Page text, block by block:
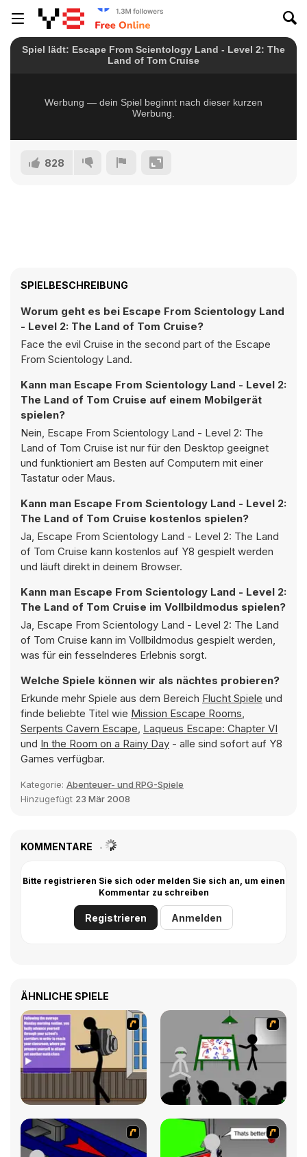
828
SPIELBESCHREIBUNG
Worum geht es bei Escape From Scientology Land
- Level 2: The Land of Tom Cruise?
Face the evil Cruise in the second part of the Escape
From Scientology Land.
Kann man Escape From Scientology Land - Level 2:
The Land of Tom Cruise auf einem Mobilgerät
spielen?
Nein, Escape From Scientology Land - Level 2: The
Land of Tom Cruise ist nur für den Desktop geeignet
und funktioniert am Besten auf Computern mit einer
Tastatur oder Maus.
Kann man Escape From Scientology Land - Level 2:
The Land of Tom Cruise kostenlos spielen?
Ja, Escape From Scientology Land - Level 2: The Land
of Tom Cruise kann kostenlos auf Y8 gespielt werden
und läuft direkt in deinem Browser.
Kann man Escape From Scientology Land - Level 2:
The Land of Tom Cruise im Vollbildmodus spielen?
Ja, Escape From Scientology Land - Level 2: The Land
of Tom Cruise kann im Vollbildmodus gespielt werden,
was für ein fesselnderes Erlebnis sorgt.
Welche Spiele können wir als nächtes probieren?
Erkunde mehr Spiele aus dem Bereich Flucht Spiele und
finde beliebte Titel wie Mission Escape Rooms,
Serpents Cavern Escape, Laqueus Escape: Chapter VI
und In the Room on a Rainy Day - alle sind sofort auf Y8
Games verfügbar.
Kategorie: Abenteuer- und RPG-Spiele
Hinzugefügt 23 Mär 2008
KOMMENTARE
Bitte registrieren Sie sich oder melden Sie sich an, um einen
Kommentar zu schreiben
Registrieren Anmelden
ÄHNLICHE SPIELE